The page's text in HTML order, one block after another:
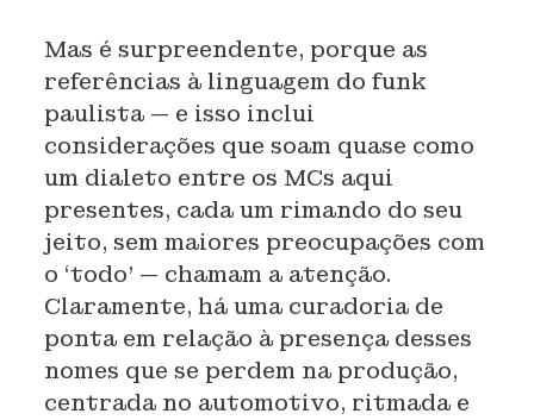
Mas é surpreendente, porque as
referências à linguagem do funk
paulista — e isso inclui
considerações que soam quase como
um dialeto entre os MCs aqui
presentes, cada um rimando do seu
jeito, sem maiores preocupações com
o ‘todo’ — chamam a atenção.
Claramente, há uma curadoria de
ponta em relação à presença desses
nomes que se perdem na produção,
centrada no automotivo, ritmada e